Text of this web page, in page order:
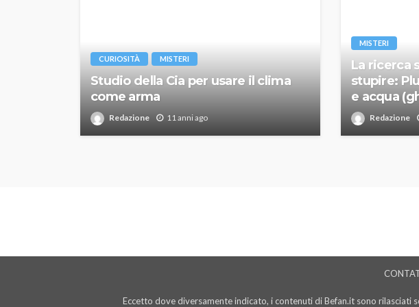
CURIOSITÀ MISTERI
Studio della Cia per usare il clima
come arma
Redazione 11 anni ago
MISTERI
La ricerca
stupire:
e acqua
Redazione
Eccetto dove diversamente indicato, i contenuti di Befan.it sono